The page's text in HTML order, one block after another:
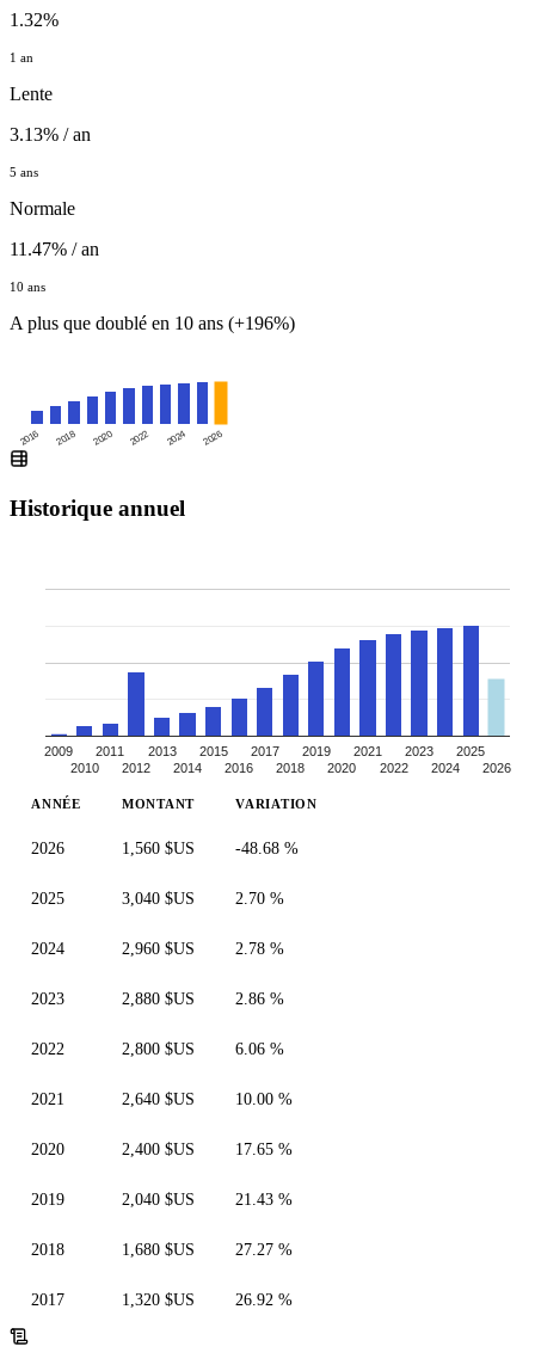
1.32%
1 an
Lente
3.13% / an
5 ans
Normale
11.47% / an
10 ans
A plus que doublé en 10 ans (+196%)
2016 2018 2020 2022 2024 2026
Historique annuel
2009
2010
2011
2012
2013
2014
2015
2016
2017
2018
2019
2020
2021
2022
2023
2024
2025
2026
ANNÉE MONTANT VARIATION
2026 1,560 $US -48.68 %
2025 3,040 $US 2.70 %
2024 2,960 $US 2.78 %
2023 2,880 $US 2.86 %
2022 2,800 $US 6.06 %
2021 2,640 $US 10.00 %
2020 2,400 $US 17.65 %
2019 2,040 $US 21.43 %
2018 1,680 $US 27.27 %
2017 1,320 $US 26.92 %